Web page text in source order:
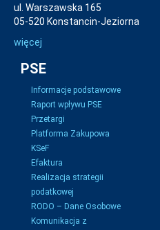
ul. Warszawska 165
05-520 Konstancin-Jeziorna
więcej
PSE
Informacje podstawowe
Raport wpływu PSE
Przetargi
Platforma Zakupowa
KSeF
Efaktura
Realizacja strategii
podatkowej
RODO – Dane Osobowe
Komunikacja z